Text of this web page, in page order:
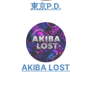
東京P.D.
AKIBA LOST